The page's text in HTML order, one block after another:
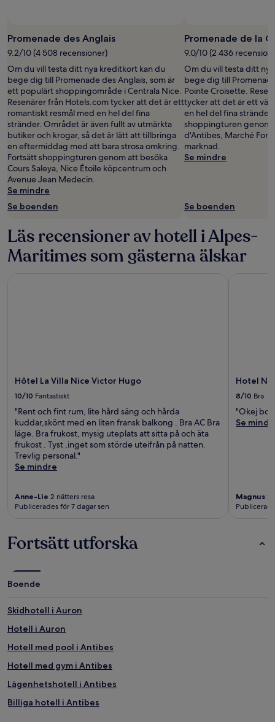
Promenade des Anglais
9.2/10 (4 508 recensioner)
Om du vill testa ditt nya kreditkort kan du
bege dig till Promenade des Anglais, som är
ett populärt shoppingområde i Centrala Nice.
Resenärer från Hotels.com tycker att det är ett
romantiskt resmål med en hel del fina
stränder. Området är även fullt av utmärkta
butiker och krogar, så det är lätt att tillbringa
en eftermiddag med att bara strosa omkring.
Fortsätt shoppingturen genom att besöka
Cours Saleya, Nice Étoile köpcentrum och
Avenue Jean Medecin.
Se mindre
Se boenden
Promenade de la
9.0/10 (2 436
Om du vill testa ditt
bege dig till
Pointe Croisette.
tycker att det är ett
en hel del fina
shoppingturen genom
d'Antibes, Marché
marknad.
Se mindre
Se boenden
Läs recensioner av hotell i Alpes-
Maritimes som gästerna älskar
Hôtel La Villa Nice Victor Hugo
10/10 Fantastiskt
"Rent och fint rum, lite hård säng och hårda
kuddar,skönt med en liten fransk balkong . Bra AC Bra
läge. Bra frukost, mysig uteplats att sitta på och äta
frukost . Tyst ,inget som störde uteifrån på natten.
Trevlig personal."
Se mindre
Anne-Lie 2 nätters resa
Publicerades för 7 dagar sen
Hotel
8/10 Bra
"Okej
Se
Magnus 2
Fortsätt utforska
Boende
Skidhotell i Auron
Hotell i Auron
Hotell med pool i Antibes
Hotell med gym i Antibes
Lägenhetshotell i Antibes
Billiga hotell i Antibes